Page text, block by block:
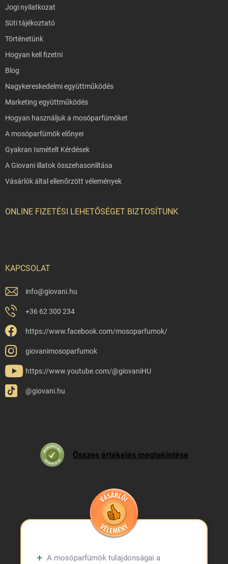
Jogi nyilatkozat
Süti tájékoztató
Történetünk
Hogyan kell fizetni
Blog
Nagykereskedelmi együttműködés
Marketing együttműködés
Hogyan használjuk a mosóparfümöket
A mosóparfümök előnyei
Gyakran Ismételt Kérdések
A Giovani illatok összehasonlítása
Vásárlók által ellenőrzött vélemények
ONLINE FIZETÉSI LEHETŐSÉGET BIZTOSÍTUNK
KAPCSOLAT
info@giovani.hu
+36 62 300 234
https://www.facebook.com/mosoparfumok/
giovanimosoparfumok
https://www.youtube.com/@giovaniHU
@giovani.hu
Összes értékelés megtekintése
A mosóparfümök tulajdonságai a